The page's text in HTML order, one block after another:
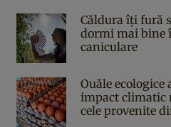
Căldura îți fură
dormi mai bine
caniculare
Ouăle ecologice
impact climatic
cele provenite